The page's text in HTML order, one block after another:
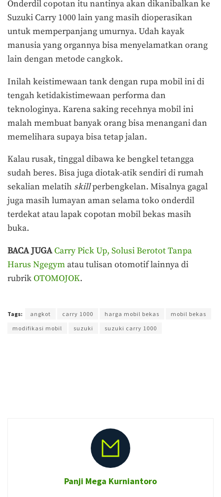
Onderdil copotan itu nantinya akan dikanibalkan ke
Suzuki Carry 1000 lain yang masih dioperasikan
untuk memperpanjang umurnya. Udah kayak
manusia yang organnya bisa menyelamatkan orang
lain dengan metode cangkok.
Inilah keistimewaan tank dengan rupa mobil ini di
tengah ketidakistimewaan performa dan
teknologinya. Karena saking recehnya mobil ini
malah membuat banyak orang bisa menangani dan
memelihara supaya bisa tetap jalan.
Kalau rusak, tinggal dibawa ke bengkel tetangga
sudah beres. Bisa juga diotak-atik sendiri di rumah
sekalian melatih skillperbengkelan. Misalnya gagal
juga masih lumayan aman selama toko onderdil
terdekat atau lapak copotan mobil bekas masih
buka.
BACA JUGACarry Pick Up, Solusi Berotot Tanpa
Harus Ngegymatau tulisan otomotif lainnya di
rubrikOTOMOJOK.
Tags: angkot carry 1000 harga mobil bekas
mobil bekas
modifikasi mobil
suzuki suzuki carry 1000
Panji Mega Kurniantoro